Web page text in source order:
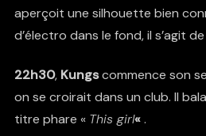
aperçoit une silhouette bien
d’électro dans le fond, il s’agit de
22h30,Kungscommence son
on se croirait dans un club. Il
titre phare « This girl«.